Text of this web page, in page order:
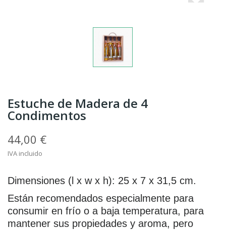
Estuche de Madera de 4
Condimentos
44,00 €
IVA incluido
Dimensiones (l x w x h): 25 x 7 x 31,5 cm.
Están recomendados especialmente para
consumir en frío o a baja temperatura, para
mantener sus propiedades y aroma, pero